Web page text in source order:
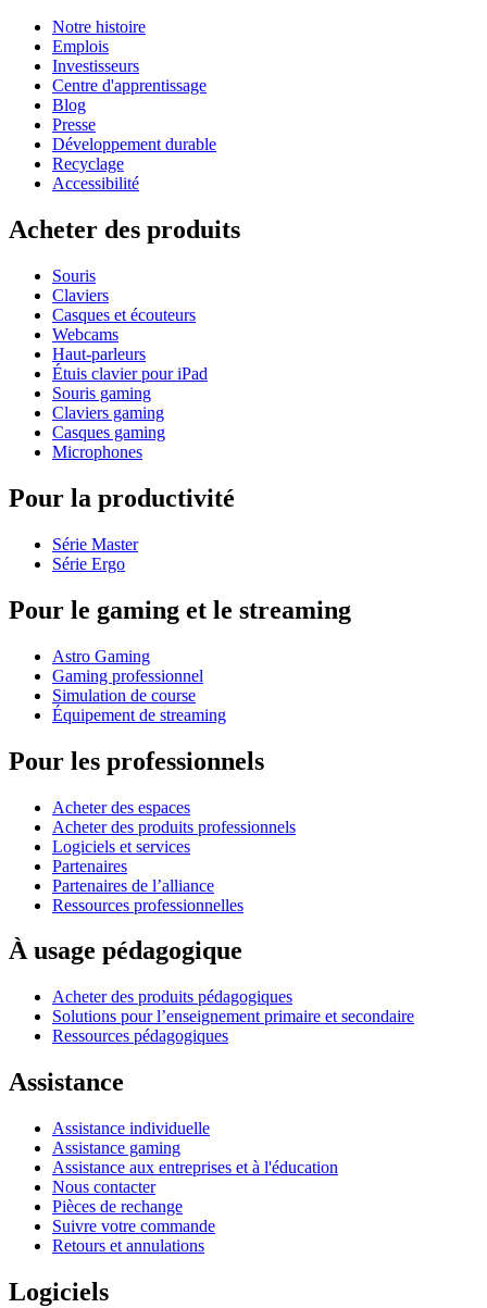
Notre histoire
Emplois
Investisseurs
Centre d'apprentissage
Blog
Presse
Développement durable
Recyclage
Accessibilité
Acheter des produits
Souris
Claviers
Casques et écouteurs
Webcams
Haut-parleurs
Étuis clavier pour iPad
Souris gaming
Claviers gaming
Casques gaming
Microphones
Pour la productivité
Série Master
Série Ergo
Pour le gaming et le streaming
Astro Gaming
Gaming professionnel
Simulation de course
Équipement de streaming
Pour les professionnels
Acheter des espaces
Acheter des produits professionnels
Logiciels et services
Partenaires
Partenaires de l’alliance
Ressources professionnelles
À usage pédagogique
Acheter des produits pédagogiques
Solutions pour l’enseignement primaire et secondaire
Ressources pédagogiques
Assistance
Assistance individuelle
Assistance gaming
Assistance aux entreprises et à l'éducation
Nous contacter
Pièces de rechange
Suivre votre commande
Retours et annulations
Logiciels